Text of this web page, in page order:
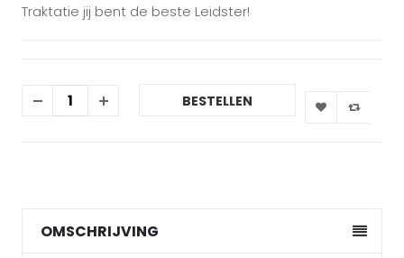
Traktatie jij bent de beste Leidster!
BESTELLEN
OMSCHRIJVING